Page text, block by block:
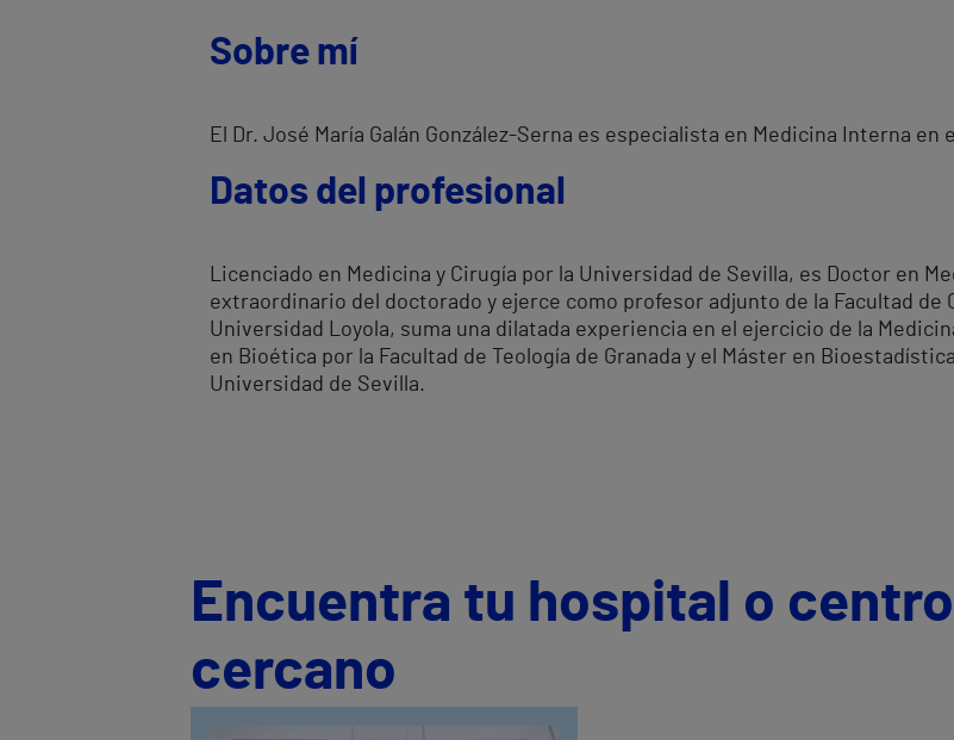
Sobre mí
El Dr. José María Galán González-Serna es especialista en Medicina Interna
Datos del profesional
Licenciado en Medicina y Cirugía por la Universidad de Sevilla, es Doctor en
extraordinario del doctorado y ejerce como profesor adjunto de la Facultad de
Universidad Loyola, suma una dilatada experiencia en el ejercicio de la
en Bioética por la Facultad de Teología de Granada y el Máster en
Universidad de Sevilla.
Encuentra tu hospital o
cercano